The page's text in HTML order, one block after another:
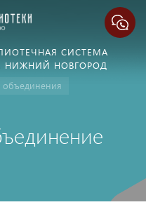
СИСТЕМА
НИЖНИЙ НОВГОРОД
объединения